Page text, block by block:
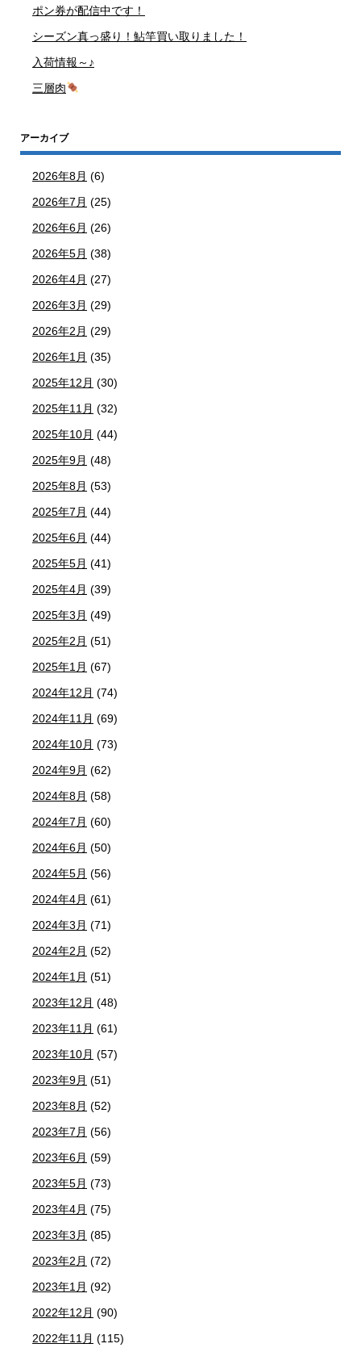
ポン券が配信中です！
シーズン真っ盛り！鮎竿買い取りました！
入荷情報～♪
三層肉
アーカイブ
2026年8月 (6)
2026年7月 (25)
2026年6月 (26)
2026年5月 (38)
2026年4月 (27)
2026年3月 (29)
2026年2月 (29)
2026年1月 (35)
2025年12月 (30)
2025年11月 (32)
2025年10月 (44)
2025年9月 (48)
2025年8月 (53)
2025年7月 (44)
2025年6月 (44)
2025年5月 (41)
2025年4月 (39)
2025年3月 (49)
2025年2月 (51)
2025年1月 (67)
2024年12月 (74)
2024年11月 (69)
2024年10月 (73)
2024年9月 (62)
2024年8月 (58)
2024年7月 (60)
2024年6月 (50)
2024年5月 (56)
2024年4月 (61)
2024年3月 (71)
2024年2月 (52)
2024年1月 (51)
2023年12月 (48)
2023年11月 (61)
2023年10月 (57)
2023年9月 (51)
2023年8月 (52)
2023年7月 (56)
2023年6月 (59)
2023年5月 (73)
2023年4月 (75)
2023年3月 (85)
2023年2月 (72)
2023年1月 (92)
2022年12月 (90)
2022年11月 (115)